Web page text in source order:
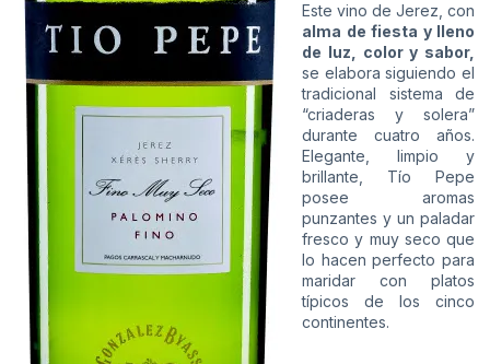
Este vino de Jerez, con
alma de fiesta y lleno
de luz, color y sabor,
se elabora siguiendo el
tradicional sistema de
“criaderas y solera”
durante cuatro años.
Elegante, limpio y
brillante, Tío Pepe
posee aromas
punzantes y un paladar
fresco y muy seco que
lo hacen perfecto para
maridar con platos
típicos de los cinco
continentes.